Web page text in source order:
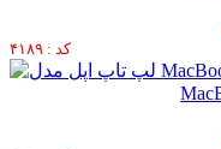
کد : ۴۱۸۹